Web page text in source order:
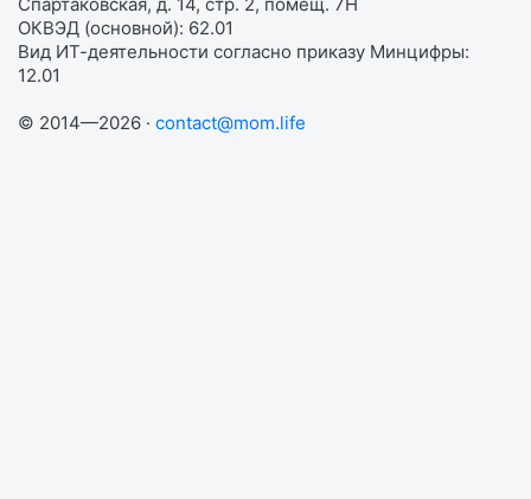
ОКВЭД (основной): 62.01
Вид ИТ-деятельности согласно приказу Минцифры:
12.01
© 2014—2026 · contact@mom.life